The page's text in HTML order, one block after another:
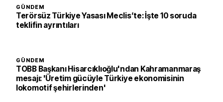
GÜNDEM
Terörsüz Türkiye Yasası Meclis’te: İşte 10 soruda
teklifin ayrıntıları
GÜNDEM
TOBB Başkanı Hisarcıklıoğlu'ndan Kahramanmaraş
mesajı: 'Üretim gücüyle Türkiye ekonomisinin
lokomotif şehirlerinden'